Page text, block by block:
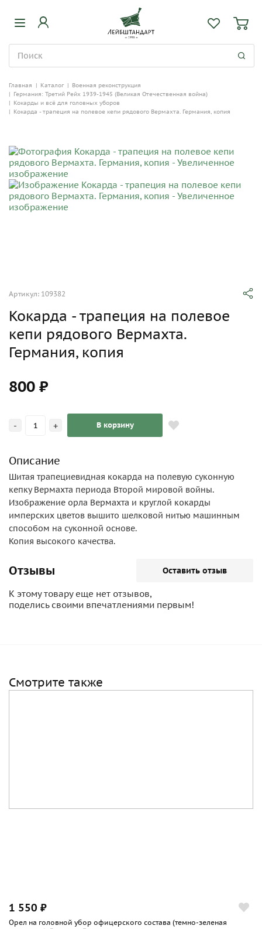
Главная | Каталог | Военная реконструкция
| Германия: Третий Рейх 1939-1945 (Великая Отечественная война)
| Кокарды и всё для головных уборов
| Кокарда - трапеция на полевое кепи рядового Вермахта. Германия, копия
Артикул: 109382
Кокарда - трапеция на полевое
кепи рядового Вермахта.
Германия, копия
800 ₽
- + В корзину
Описание
Шитая трапециевидная кокарда на полевую суконную
кепку Вермахта периода Второй мировой войны.
Изображение орла Вермахта и круглой кокарды
имперских цветов вышито шелковой нитью машинным
способом на суконной основе.
Копия высокого качества.
Отзывы Оставить отзыв
К этому товару еще нет отзывов,
поделись своими впечатлениями первым!
Смотрите также
1 550 ₽
Орел на головной убор офицерского состава (темно-зеленая